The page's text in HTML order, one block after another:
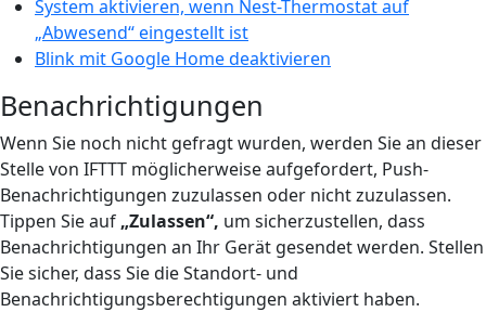
System aktivieren, wenn Nest-Thermostat auf
„Abwesend“ eingestellt ist
Blink mit Google Home deaktivieren
Benachrichtigungen
Wenn Sie noch nicht gefragt wurden, werden Sie an dieser
Stelle von IFTTT möglicherweise aufgefordert, Push-
Benachrichtigungen zuzulassen oder nicht zuzulassen.
Tippen Sie auf „Zulassen“, um sicherzustellen, dass
Benachrichtigungen an Ihr Gerät gesendet werden. Stellen
Sie sicher, dass Sie die Standort- und
Benachrichtigungsberechtigungen aktiviert haben.